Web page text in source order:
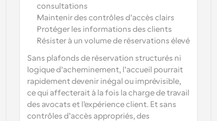
consultations
Maintenir des contrôles d’accès clairs
Protéger les informations des clients
Résister à un volume de réservations élevé
Sans plafonds de réservation structurés ni
logique d’acheminement, l’accueil pourrait
rapidement devenir inégal ou imprévisible,
ce qui affecterait à la fois la charge de travail
des avocats et l’expérience client. Et sans
contrôles d’accès appropriés, des